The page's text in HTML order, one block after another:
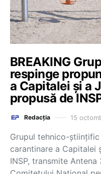
BREAKING
respinge
a Capitalei și a
propusă de
Redacția 15
Grupul tehnico-
carantinare a Capitalei
INSP, transmite